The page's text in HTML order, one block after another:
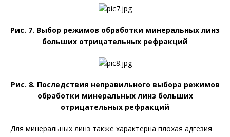
Рис. 7. Выбор режимов обработки минеральных линз
больших отрицательных рефракций
Рис. 8. Последствия неправильного выбора режимов
обработки минеральных линз больших
отрицательных рефракций
Для минеральных линз также характерна плохая адгезия